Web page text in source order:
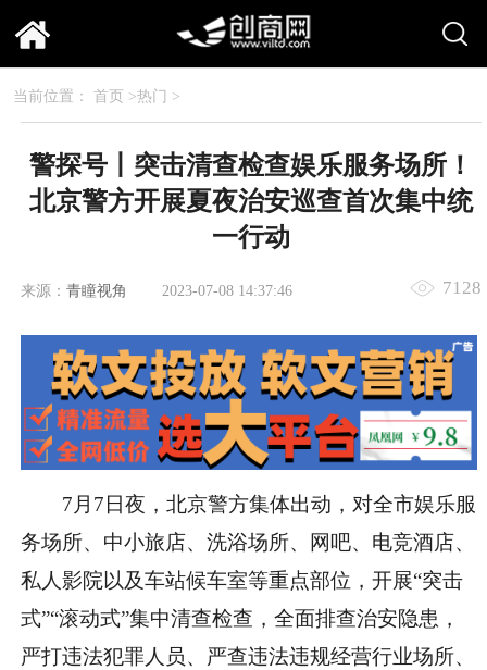
当前位置： 首页 >热门 >
警探号丨突击清查检查娱乐服务场所！
北京警方开展夏夜治安巡查首次集中统
一行动
来源： 青瞳视角 2023-07-08 14:37:46 7128
7月7日夜，北京警方集体出动，对全市娱乐服
务场所、中小旅店、洗浴场所、网吧、电竞酒店、
私人影院以及车站候车室等重点部位，开展“突击
式”“滚动式”集中清查检查，全面排查治安隐患，
严打违法犯罪人员、严查违法违规经营行业场所、